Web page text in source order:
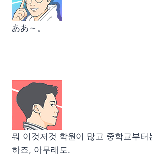
ああ～。
뭐 이것저것 학원이 많고 중학교부터
하죠, 아무래도.